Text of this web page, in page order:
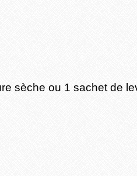
sèche ou 1 sachet de